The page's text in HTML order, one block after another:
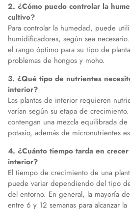
2. ¿Cómo puedo controlar la
cultivo?
Para controlar la humedad, puede
humidificadores, según sea
el rango óptimo para su tipo de
problemas de hongos y moho.
3. ¿Qué tipo de nutrientes
interior?
Las plantas de interior requieren
varían según su etapa de
contengan una mezcla equilibrada
potasio, además de micronutrientes
4. ¿Cuánto tiempo tarda en
interior?
El tiempo de crecimiento de una
puede variar dependiendo del tipo
del entorno. En general, la mayoría
entre 6 y 12 semanas para alcanzar la